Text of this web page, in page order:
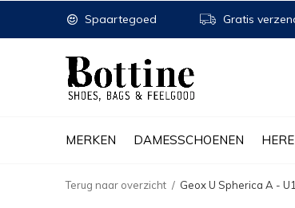
MERKEN DAMESSCHOENEN
Spaartegoed Gratis
Terug naar overzicht Geox U Spherica A -